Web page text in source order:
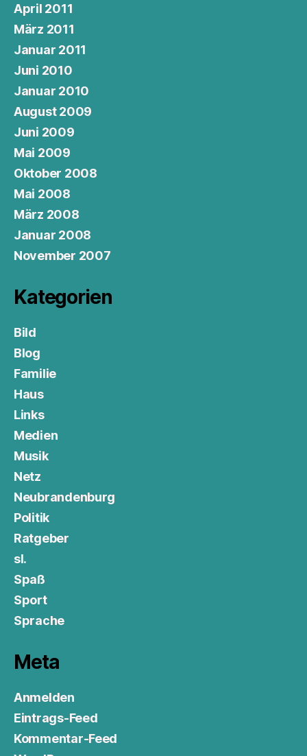
April 2011
März 2011
Januar 2011
Juni 2010
Januar 2010
August 2009
Juni 2009
Mai 2009
Oktober 2008
Mai 2008
März 2008
Januar 2008
November 2007
Kategorien
Bild
Blog
Familie
Haus
Links
Medien
Musik
Netz
Neubrandenburg
Politik
Ratgeber
sl.
Spaß
Sport
Sprache
Meta
Anmelden
Eintrags-Feed
Kommentar-Feed